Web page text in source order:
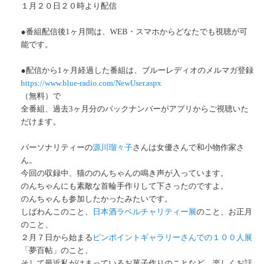
１月２０日２０時より配信
●番組配信後1ヶ月間は、WEB・スマホからどなたでも視聴が可
能です。
●配信から1ヶ月経過した番組は、ブルーレディオのメルマガ登録
https://www.blue-radio.com/NewUser.aspx
（無料）で
全番組、過去3ヶ月分のバックナンバーがアプリからご視聴いた
だけます。
パーソナリティーの源川瑠々子さんは女優さんで和小物作家さ
ん。
今回の収録中、猫ののんちゃんの鳴き声が入っています。
のんちゃんにも素敵な首輪手作りして下さったのですよ。
のんちゃんも参加したかったみたいです。
しばわんこのこと、
日本酒ラベルチャリティー展のこと、お正月
のこと、
２月７日から始まる ピンポイントギャラリーさんでの１００人展
「夢百帖」のこと、